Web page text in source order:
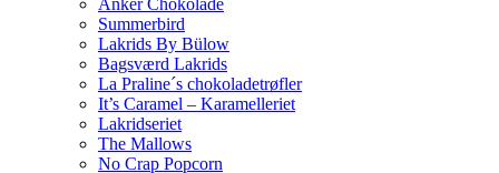
Anker Chokolade
Summerbird
Lakrids By Bülow
Bagsværd Lakrids
La Praline´s chokoladetrøfler
It’s Caramel – Karamelleriet
Lakridseriet
The Mallows
No Crap Popcorn